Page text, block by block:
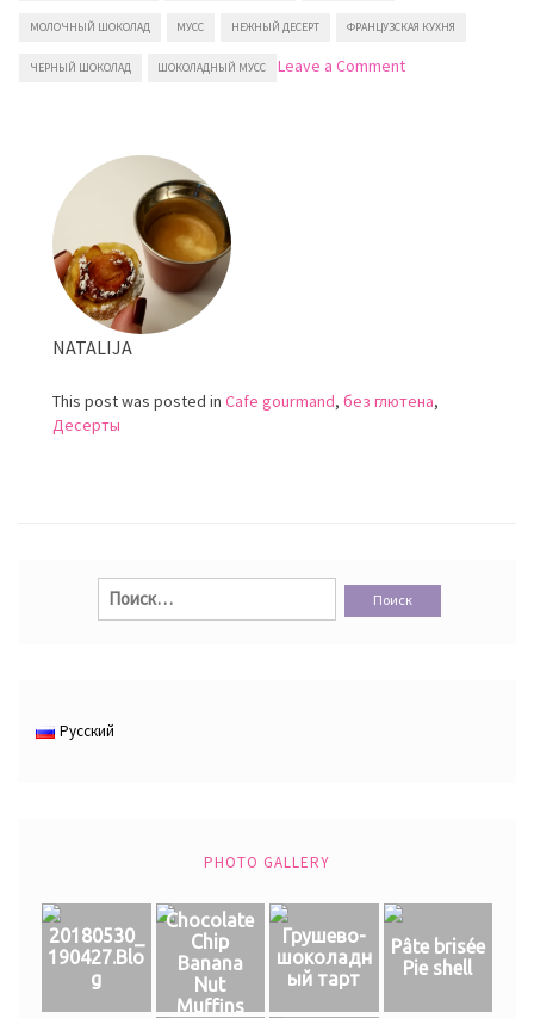
МОЛОЧНЫЙ ШОКОЛАД МУСС НЕЖНЫЙ ДЕСЕРТ ФРАНЦУЗСКАЯ КУХНЯ
ЧЕРНЫЙ ШОКОЛАД ШОКОЛАДНЫЙ МУСС Leave a Commenton
NATALIJA
This post was posted in Cafe gourmand, без глютена,
Десерты
Найти:
Русский
PHOTO GALLERY
20180530_
190427.Blo
g
Chocolate
Chip
Banana
Nut
Muffins
Грушево-
шоколадн
ый тарт
Pâte brisée
Pie shell